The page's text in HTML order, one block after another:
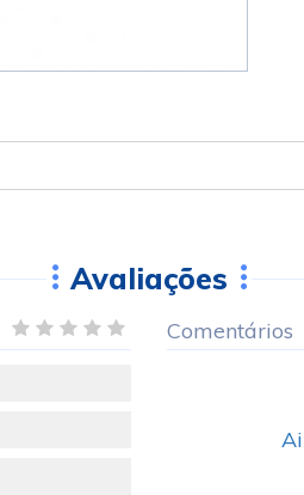
Avaliações
Comentários